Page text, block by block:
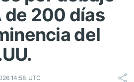
de 200 días
del
14:58, UTC